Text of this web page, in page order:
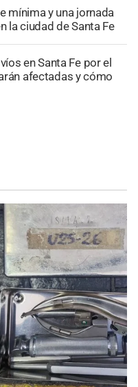
mínima y una jornada
la ciudad de Santa Fe
en Santa Fe por el
afectadas y cómo